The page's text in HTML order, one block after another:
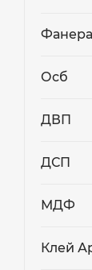
Фанера
Осб
ДВП
ДСП
МДФ
Клей